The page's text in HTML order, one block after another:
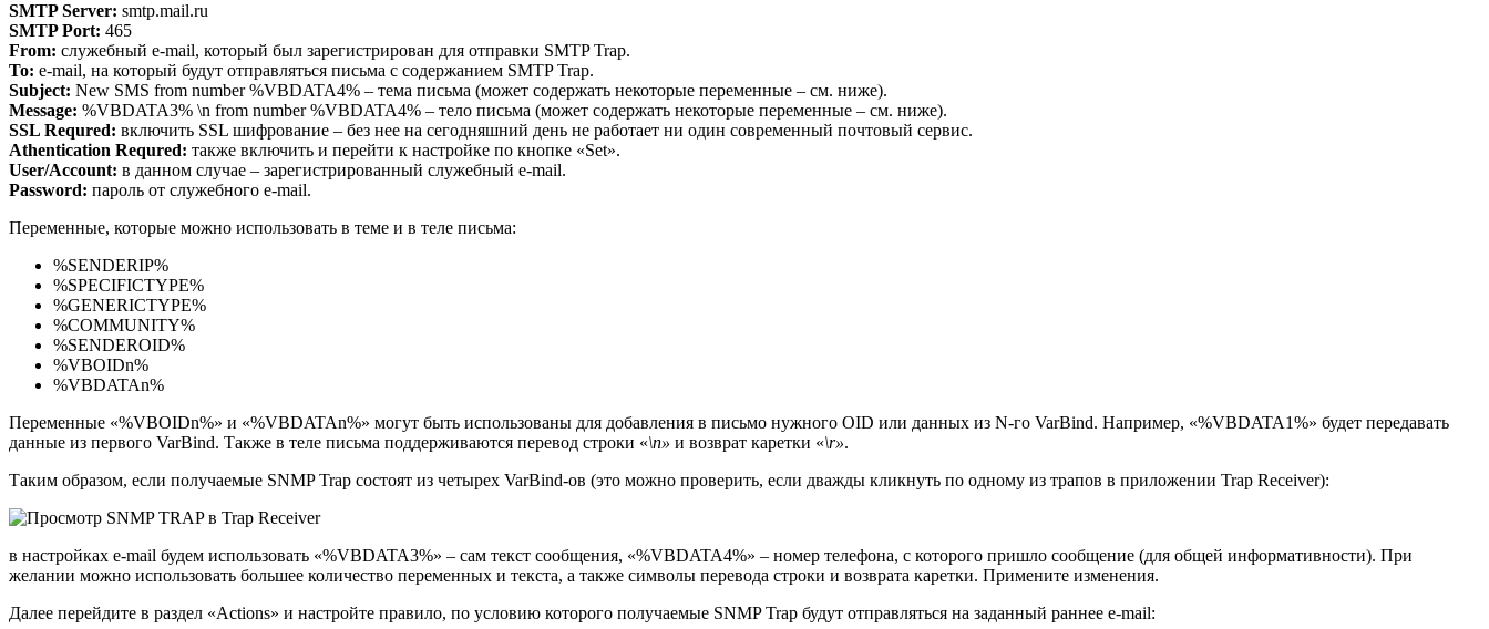
SMTP Server: smtp.mail.ru
SMTP Port: 465
From: служебный e-mail, который был зарегистрирован для отправки SMTP Trap.
To: e-mail, на который будут отправляться письма с содержанием SMTP Trap.
Subject: New SMS from number %VBDATA4% – тема письма (может содержать некоторые переменные – см. ниже).
Message: %VBDATA3% \n from number %VBDATA4% – тело письма (может содержать некоторые переменные – см. ниже).
SSL Requred: включить SSL шифрование – без нее на сегодняшний день не работает ни один современный почтовый сервис.
Athentication Requred: также включить и перейти к настройке по кнопке «Set».
User/Account: в данном случае – зарегистрированный служебный e-mail.
Password: пароль от служебного e-mail.
Переменные, которые можно использовать в теме и в теле письма:
%SENDERIP%
%SPECIFICTYPE%
%GENERICTYPE%
%COMMUNITY%
%SENDEROID%
%VBOIDn%
%VBDATAn%
Переменные «%VBOIDn%» и «%VBDATAn%» могут быть использованы для добавления в письмо нужного OID или данных из N-го VarBind. Например, «%VBDATA1%» будет передавать
данные из первого VarBind. Также в теле письма поддерживаются перевод строки «\n» и возврат каретки «\r».
Таким образом, если получаемые SNMP Trap состоят из четырех VarBind-ов (это можно проверить, если дважды кликнуть по одному из трапов в приложении Trap Receiver):
в настройках e-mail будем использовать «%VBDATA3%» – сам текст сообщения, «%VBDATA4%» – номер телефона, с которого пришло сообщение (для общей информативности). При
желании можно использовать большее количество переменных и текста, а также символы перевода строки и возврата каретки. Примените изменения.
Далее перейдите в раздел «Actions» и настройте правило, по условию которого получаемые SNMP Trap будут отправляться на заданный раннее e-mail: